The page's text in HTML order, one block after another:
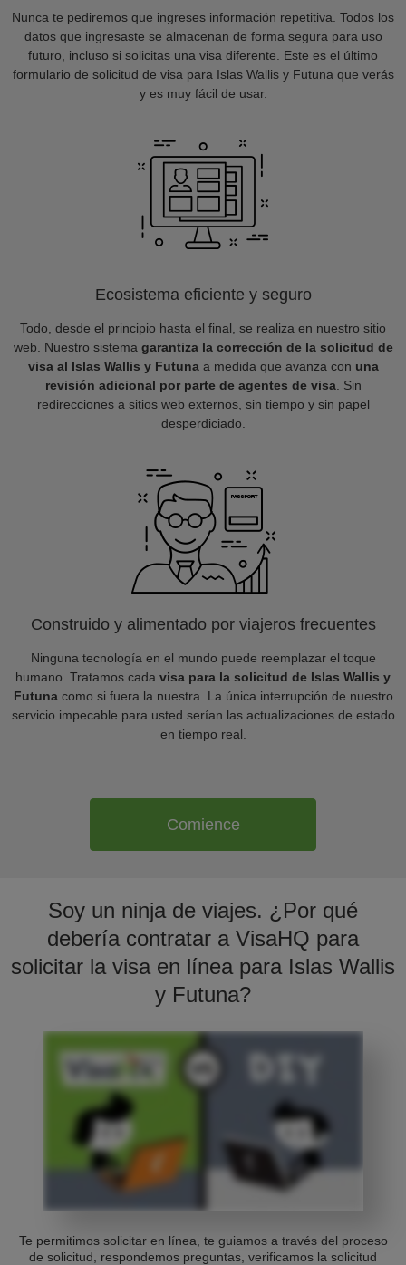
Nunca te pediremos que ingreses información repetitiva. Todos los
datos que ingresaste se almacenan de forma segura para uso
futuro, incluso si solicitas una visa diferente. Este es el último
formulario de solicitud de visa para Islas Wallis y Futuna que verás
y es muy fácil de usar.
Ecosistema eficiente y seguro
Todo, desde el principio hasta el final, se realiza en nuestro sitio
web. Nuestro sistema garantiza la corrección de la solicitud de
visa al Islas Wallis y Futunaa medida que avanza con una
revisión adicional por parte de agentes de visa. Sin
redirecciones a sitios web externos, sin tiempo y sin papel
desperdiciado.
Construido y alimentado por viajeros frecuentes
Ninguna tecnología en el mundo puede reemplazar el toque
humano. Tratamos cada visa para la solicitud de Islas Wallis y
Futunacomo si fuera la nuestra. La única interrupción de nuestro
servicio impecable para usted serían las actualizaciones de estado
en tiempo real.
Comience
Soy un ninja de viajes. ¿Por qué
debería contratar a VisaHQ para
solicitar la visa en línea para Islas Wallis
y Futuna?
Te permitimos solicitar en línea, te guiamos a través del proceso
de solicitud, respondemos preguntas, verificamos la solicitud